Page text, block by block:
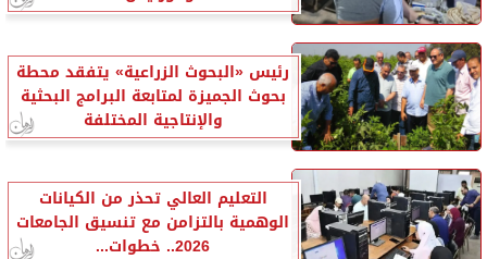
رئيس «البحوث الزراعية» يتفقد محطة
بحوث الجميزة لمتابعة البرامج البحثية
والإنتاجية المختلفة
التعليم العالي تحذر من الكيانات
الوهمية بالتزامن مع تنسيق الجامعات
2026.. خطوات...